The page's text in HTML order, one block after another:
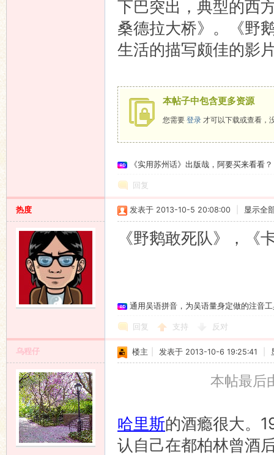
下巴突出，典型的西
桑德拉大桥》。《野
生活的描写颇佳的影
本帖子中包含更多资源
您需要 登录 才可以下载或查看，
《实用苏州话》出版哉，阿要买来看看？
回复
热度 发表于 2013-10-5 20:08:00 显示全
《野鹅敢死队》，
通用吴语拼音，为吴语量身定做的注音
回复 支持 反对
乌程仔 楼主 发表于 2013-10-6 19:25:41
本帖最后
哈里斯的酒瘾很大。
认自己在都柏林曾酒